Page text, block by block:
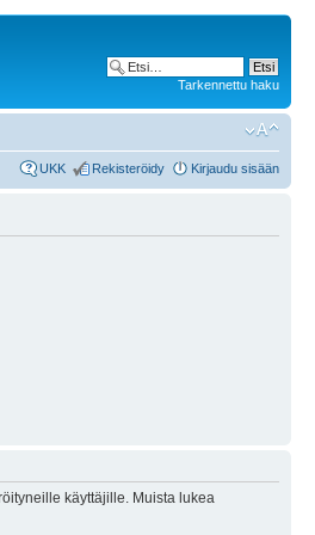
Tarkennettu haku
UKK Rekisteröidy Kirjaudu sisään
käyttäjille. Muista lukea